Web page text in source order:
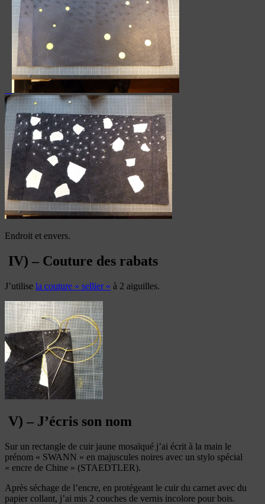
Endroit et envers.
IV) – Couture des rabats
J’utilise la couture « sellier » à 2 aiguilles.
V) – J’écris son nom
Sur un rectangle de cuir jaune mosaïqué j’ai écrit à la main le
prénom « SWANN » en majuscules noires avec un stylo spécial
« encre de Chine » (STAEDTLER).
Après séchage de l’encre, en protégeant le cuir du carnet avec du
papier collant, j’ai mis 2 couches de vernis incolore pour bois.